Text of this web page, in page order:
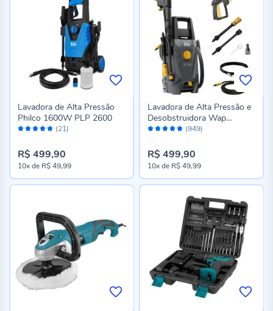
Avaliação: (21)
Lavadora de Alta Pressão
Philco 1600W PLP 2600
R$ 499,90
10xde R$ 49,99
Avaliação: (949)
Lavadora de Alta Pressão e
Desobstruidora Wap
1400W WL1820 Ultra
R$ 499,90
10xde R$ 49,99